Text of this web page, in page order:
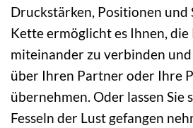
Druckstärken, Positionen und
Kette ermöglicht es Ihnen, die
miteinander zu verbinden
über Ihren Partner oder Ihre
übernehmen. Oder lassen Sie
Fesseln der Lust gefangen